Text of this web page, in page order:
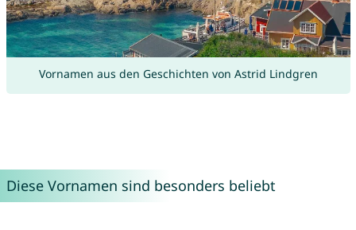
Vornamen aus den Geschichten von Astrid Lindgren
Diese Vornamen sind besonders beliebt